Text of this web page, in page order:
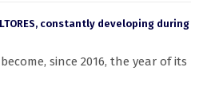
constantly developing during
since 2016, the year of its